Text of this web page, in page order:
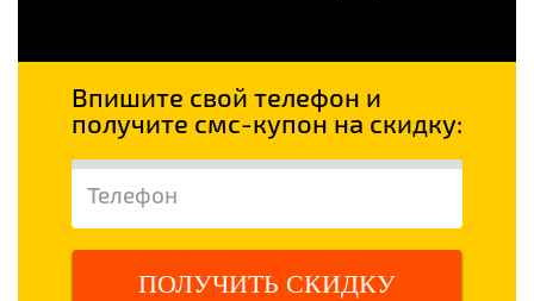
Впишите свой телефон и
получите смс-купон на скидку:
ПОЛУЧИТЬ СКИДКУ